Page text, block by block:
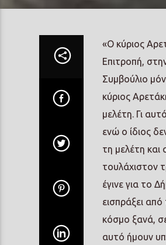
«Ο κύριος
Επιτροπή,
Συμβούλιο
κύριος
μελέτη. Γι
ενώ ο ίδιος
τη μελέτη και
τουλάχιστον
έγινε για το
εισπράξει
κόσμο ξανά,
αυτό ήμουν